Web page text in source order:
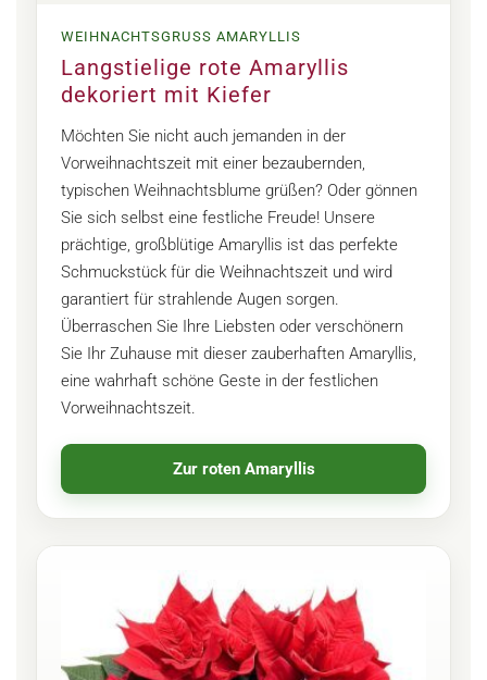
WEIHNACHTSGRUSS AMARYLLIS
Langstielige rote Amaryllis
dekoriert mit Kiefer
Möchten Sie nicht auch jemanden in der
Vorweihnachtszeit mit einer bezaubernden,
typischen Weihnachtsblume grüßen? Oder gönnen
Sie sich selbst eine festliche Freude! Unsere
prächtige, großblütige Amaryllis ist das perfekte
Schmuckstück für die Weihnachtszeit und wird
garantiert für strahlende Augen sorgen.
Überraschen Sie Ihre Liebsten oder verschönern
Sie Ihr Zuhause mit dieser zauberhaften Amaryllis,
eine wahrhaft schöne Geste in der festlichen
Vorweihnachtszeit.
Zur roten Amaryllis